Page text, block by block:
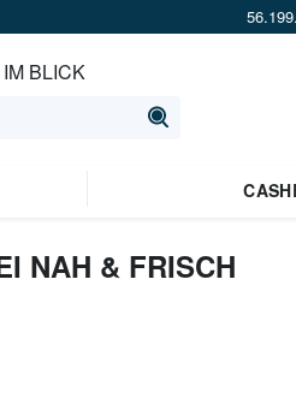
IM BLICK
NAH & FRISCH